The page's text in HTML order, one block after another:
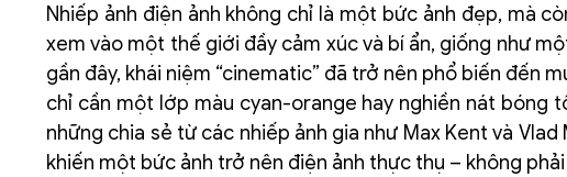
Nhiếp ảnh điện ảnh không chỉ là một bức ảnh đẹp, mà
xem vào một thế giới đầy cảm xúc và bí ẩn, giống như
gần đây, khái niệm “cinematic” đã trở nên phổ biến đến
chỉ cần một lớp màu cyan-orange hay nghiền nát bóng
những chia sẻ từ các nhiếp ảnh gia như Max Kent và
khiến một bức ảnh trở nên điện ảnh thực thụ – không